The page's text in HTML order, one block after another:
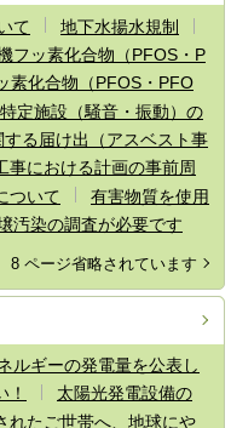
て
地下水揚水規制
フッ素化合物（PFOS・P
素化合物（PFOS・PFO
特定施設（騒音・振動）の
る届け出（アスベスト事
事における計画の事前周
ついて
有害物質を使用
汚染の調査が必要です
8 ページ省略されています
ルギーの発電量を公表し
！
太陽光発電設備の
れたご世帯へ、地球にや